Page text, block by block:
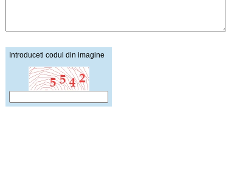
Introduceti codul din imagine